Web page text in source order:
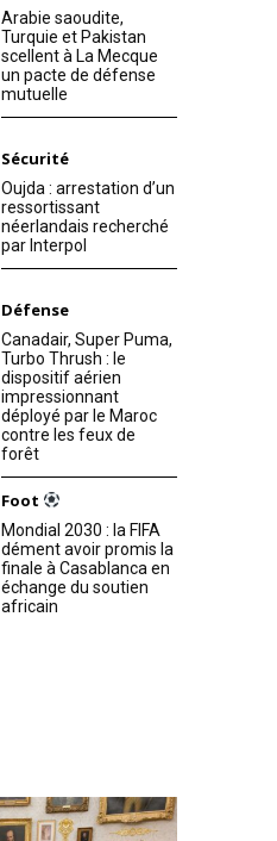
Arabie saoudite,
Turquie et Pakistan
scellent à La Mecque
un pacte de défense
mutuelle
Sécurité
Oujda : arrestation d’un
ressortissant
néerlandais recherché
par Interpol
Défense
Canadair, Super Puma,
Turbo Thrush : le
dispositif aérien
impressionnant
déployé par le Maroc
contre les feux de
forêt
Foot
Mondial 2030 : la FIFA
dément avoir promis la
finale à Casablanca en
échange du soutien
africain